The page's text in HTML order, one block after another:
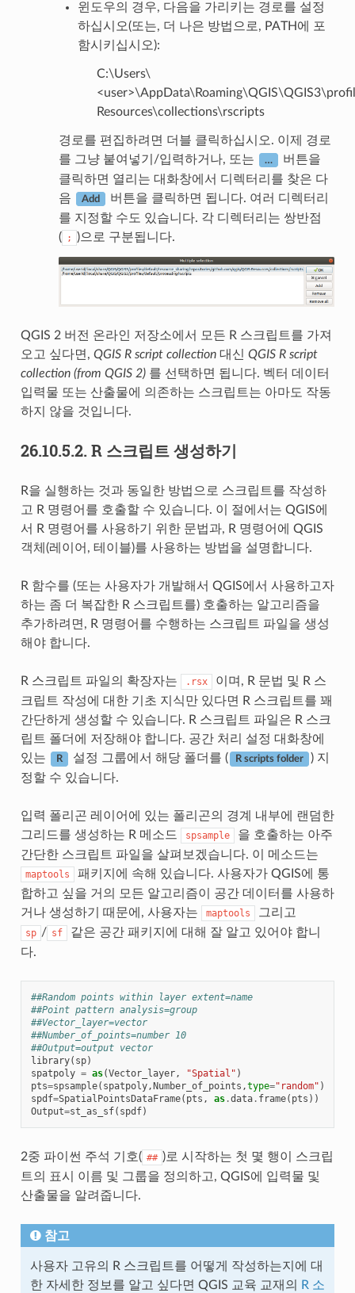
윈도우의 경우, 다음을 가리키는 경로를 설정
하십시오(또는, 더 나은 방법으로, PATH에 포
함시키십시오):
C:\Users\
Resources\collections\rscripts
경로를 편집하려면 더블 클릭하십시오. 이제 경로
를 그냥 붙여넣기/입력하거나, 또는
…
버튼을
클릭하면 열리는 대화창에서 디렉터리를 찾은 다
음
Add
버튼을 클릭하면 됩니다. 여러 디렉터리
를 지정할 수도 있습니다. 각 디렉터리는 쌍반점
( ; )으로 구분됩니다.
QGIS 2 버전 온라인 저장소에서 모든 R 스크립트를 가져
오고 싶다면, QGIS R script collection대신 QGIS R script
collection (from QGIS 2)를 선택하면 됩니다. 벡터 데이터
입력물 또는 산출물에 의존하는 스크립트는 아마도 작동
하지 않을 것입니다.
26.10.5.2. R 스크립트 생성하기
R을 실행하는 것과 동일한 방법으로 스크립트를 작성하
고 R 명령어를 호출할 수 있습니다. 이 절에서는 QGIS에
서 R 명령어를 사용하기 위한 문법과, R 명령어에 QGIS
객체(레이어, 테이블)를 사용하는 방법을 설명합니다.
R 함수를 (또는 사용자가 개발해서 QGIS에서 사용하고자
하는 좀 더 복잡한 R 스크립트를) 호출하는 알고리즘을
추가하려면, R 명령어를 수행하는 스크립트 파일을 생성
해야 합니다.
R 스크립트 파일의 확장자는 .rsx
이며, R 문법 및 R 스
크립트 작성에 대한 기초 지식만 있다면 R 스크립트를 꽤
간단하게 생성할 수 있습니다. R 스크립트 파일은 R 스크
립트 폴더에 저장해야 합니다. 공간 처리 설정 대화창에
있는
R 설정 그룹에서 해당 폴더를 ( R scripts folder
) 지
정할 수 있습니다.
입력 폴리곤 레이어에 있는 폴리곤의 경계 내부에 랜덤한
그리드를 생성하는 R 메소드
spsample
을 호출하는 아주
간단한 스크립트 파일을 살펴보겠습니다. 이 메소드는
maptools
패키지에 속해 있습니다. 사용자가 QGIS에 통
합하고 싶을 거의 모든 알고리즘이 공간 데이터를 사용하
거나 생성하기 때문에, 사용자는
maptools 그리고
sp / sf
같은 공간 패키지에 대해 잘 알고 있어야 합니
다.
##Random points within layer extent=name
##Point pattern analysis=group
##Vector_layer=vector
##Number_of_points=number 10
##Output=output vector
library( sp)
spatpoly = as(Vector_layer, "Spatial" )
pts=spsample( spatpoly, Number_of_points ,type="random" )
spdf=SpatialPointsDataFrame( pts , as.data. frame( pts ))
Output=st_as_sf( spdf)
2중 파이썬 주석 기호( ## )로 시작하는 첫 몇 행이 스크립
트의 표시 이름 및 그룹을 정의하고, QGIS에 입력물 및
산출물을 알려줍니다.
참고
사용자 고유의 R 스크립트를 어떻게 작성하는지에 대
한 자세한 정보를 알고 싶다면 QGIS 교육 교재의
R 소